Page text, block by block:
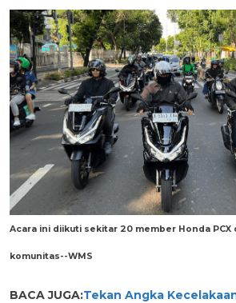
Acara ini diikuti sekitar 20 member Honda PCX
komunitas--WMS
BACA JUGA:Tekan Angka